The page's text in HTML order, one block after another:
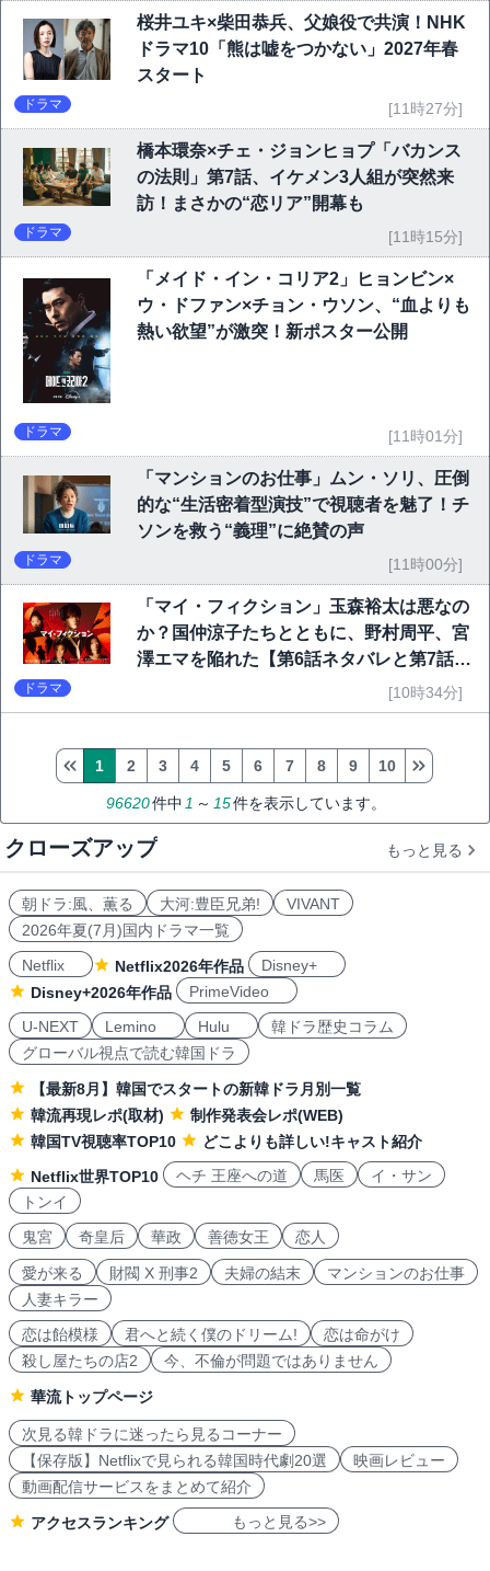
桜井ユキ×柴田恭兵、父娘役で共演！NHK
ドラマ10「熊は嘘をつかない」2027年春
スタート
ドラマ [11時27分]
橋本環奈×チェ・ジョンヒョプ「バカンス
の法則」第7話、イケメン3人組が突然来
訪！まさかの“恋リア”開幕も
ドラマ [11時15分]
「メイド・イン・コリア2」ヒョンビン×
ウ・ドファン×チョン・ウソン、“血よりも
熱い欲望”が激突！新ポスター公開
ドラマ [11時01分]
「マンションのお仕事」ムン・ソリ、圧倒
的な“生活密着型演技”で視聴者を魅了！チ
ソンを救う“義理”に絶賛の声
ドラマ [11時00分]
「マイ・フィクション」玉森裕太は悪なの
か？国仲涼子たちとともに、野村周平、宮
澤エマを陥れた【第6話ネタバレと第7話予
ドラマ [10時34分]
96620件中 1 ～ 15件を表示しています。
1 2 3 4 5 6 7 8 9 10
クローズアップ もっと見る
朝ドラ:風、薫る 大河:豊臣兄弟!
VIVANT
2026年夏(7月)国内ドラマ一覧
Netflix
Netflix2026年作品
Disney+
Disney+2026年作品
PrimeVideo
U-NEXT
Lemino Hulu
韓ドラ歴史コラム
グローバル視点で読む韓国ドラ
【最新8月】韓国でスタートの新韓ドラ月別一覧
韓流再現レポ(取材)
制作発表会レポ(WEB)
韓国TV視聴率TOP10
どこよりも詳しい!キャスト紹介
Netflix世界TOP10
ヘチ 王座への道 馬医
イ・サン
トンイ
鬼宮
奇皇后 華政 善徳女王 恋人
愛が来る 財閥 X 刑事2 夫婦の結末
マンションのお仕事
人妻キラー
恋は飴模様
君へと続く僕のドリーム!
恋は命がけ
殺し屋たちの店2
今、不倫が問題ではありません
華流トップページ
次見る韓ドラに迷ったら見るコーナー
【保存版】Netflixで見られる韓国時代劇20選
映画レビュー
動画配信サービスをまとめて紹介
アクセスランキング もっと見る>>